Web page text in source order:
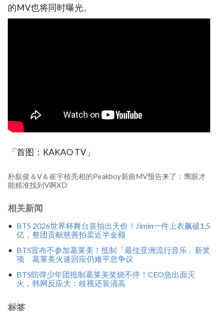
的MV也将同时曝光。
「首图：KAKAO TV」
朴叙俊＆V＆崔宇植亮相的Peakboy新曲MV预告来了：鹰眼才
能精准找到V啊XD
相关新闻
BTS 2026世界杯舞台装拍出天价！Jimin一件上衣飙破1.5
亿，整团贡献慈善拍卖近半金额
BTS宣布不参加葛莱美！抵制「最佳亚洲流行音乐」新奖
项 葛莱美火速回应仍难平息争议
BTS防弹少年团抵制葛莱美奖烧不停！CEO急出面灭
火，韩网反应大：歧视还装清高
标签